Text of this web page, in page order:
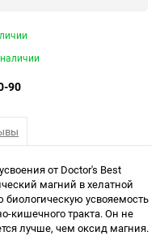
90
от Doctor's Best
магний в хелатной
усвояемость
кишечного тракта. Он не
лучше, чем оксид магния.